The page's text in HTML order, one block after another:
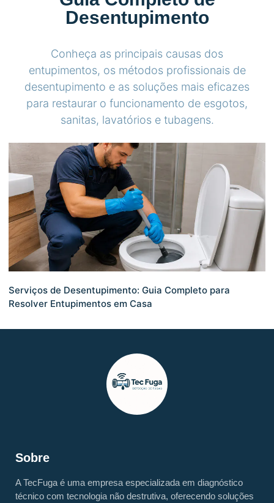
Desentupimento
Conheça as principais causas dos
entupimentos, os métodos profissionais de
desentupimento e as soluções mais eficazes
para restaurar o funcionamento de esgotos,
sanitas, lavatórios e tubagens.
Serviços de Desentupimento: Guia Completo para
Resolver Entupimentos em Casa
Sobre
A TecFuga é uma empresa especializada em diagnóstico
técnico com tecnologia não destrutiva, oferecendo soluções